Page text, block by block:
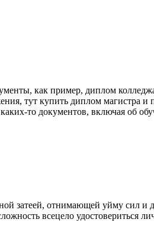
как пример, диплом
тут купить диплом магистра и
каких-то документов, включая об
затеей, отнимающей уйму сил
всецело удостовериться